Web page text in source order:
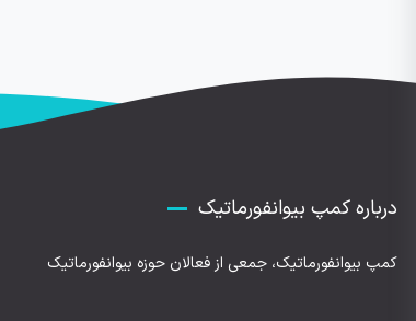
درباره کمپ بیوانفورماتیک
کمپ بیوانفورماتیک، جمعی از فعالان حوزه بیوانفورماتیک